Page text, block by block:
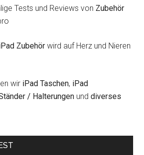
Tests und Reviews von Zubehör
Zubehör wird auf Herz und Nieren
wir iPad Taschen, iPad
/ Halterungen unddiverses